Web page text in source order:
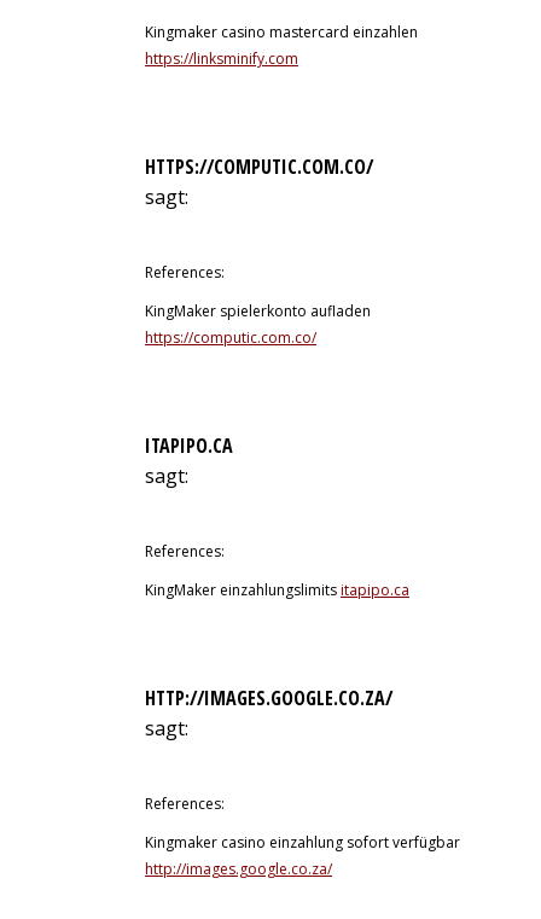
Kingmaker casino mastercard einzahlen
https://linksminify.com
HTTPS://COMPUTIC.COM.CO/
sagt:
References:
KingMaker spielerkonto aufladen
https://computic.com.co/
ITAPIPO.CA
sagt:
References:
KingMaker einzahlungslimitsitapipo.ca
HTTP://IMAGES.GOOGLE.CO.ZA/
sagt:
References:
Kingmaker casino einzahlung sofort verfügbar
http://images.google.co.za/